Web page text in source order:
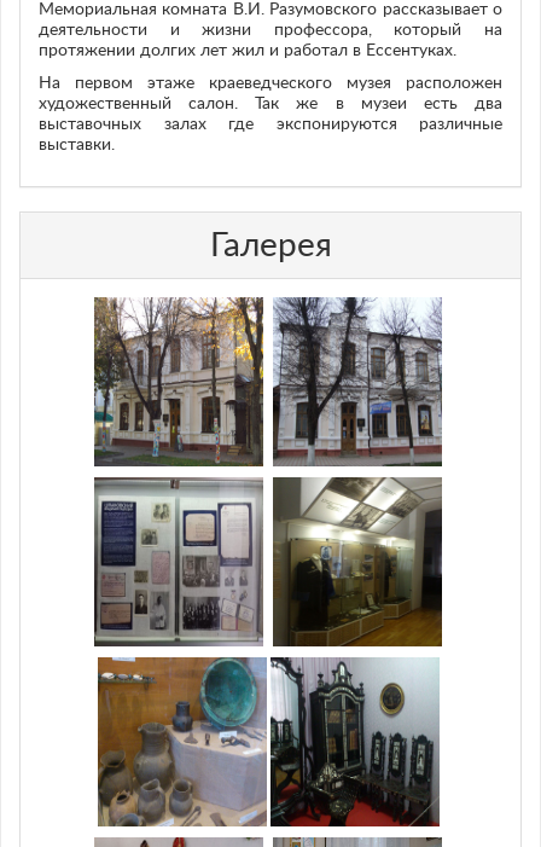
Мемориальная комната В.И. Разумовского рассказывает о
деятельности и жизни профессора, который на
протяжении долгих лет жил и работал в Ессентуках.
На первом этаже краеведческого музея расположен
художественный салон. Так же в музеи есть два
выставочных залах где экспонируются различные
выставки.
Галерея